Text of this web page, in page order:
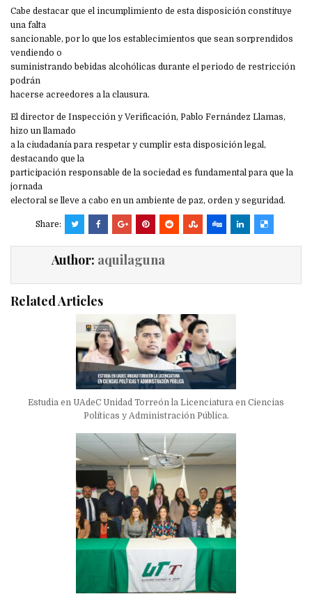
Cabe destacar que el incumplimiento de esta disposición constituye
una falta
sancionable, por lo que los establecimientos que sean sorprendidos
vendiendo o
suministrando bebidas alcohólicas durante el periodo de restricción
podrán
hacerse acreedores a la clausura.
El director de Inspección y Verificación, Pablo Fernández Llamas,
hizo un llamado
a la ciudadanía para respetar y cumplir esta disposición legal,
destacando que la
participación responsable de la sociedad es fundamental para que la
jornada
electoral se lleve a cabo en un ambiente de paz, orden y seguridad.
Share:
Author: aquilaguna
Related Articles
Estudia en UAdeC Unidad Torreón la Licenciatura en Ciencias
Políticas y Administración Pública.